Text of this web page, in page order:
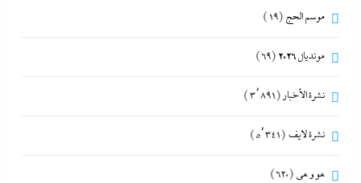
موسم الحج (19)
مونديال 2026 (69)
نشرة الأخبار (3٬891)
نشرة لايف (5٬341)
هو و هي (620)